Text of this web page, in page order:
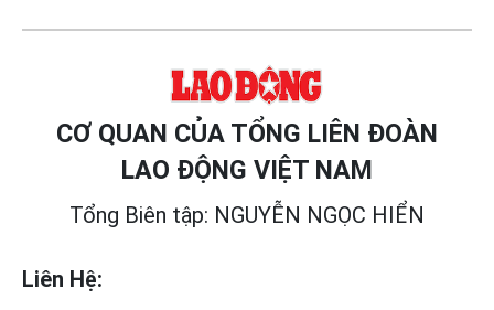
CƠ QUAN CỦA TỔNG LIÊN ĐOÀN
LAO ĐỘNG VIỆT NAM
Tổng Biên tập: NGUYỄN NGỌC HIỂN
Liên Hệ: